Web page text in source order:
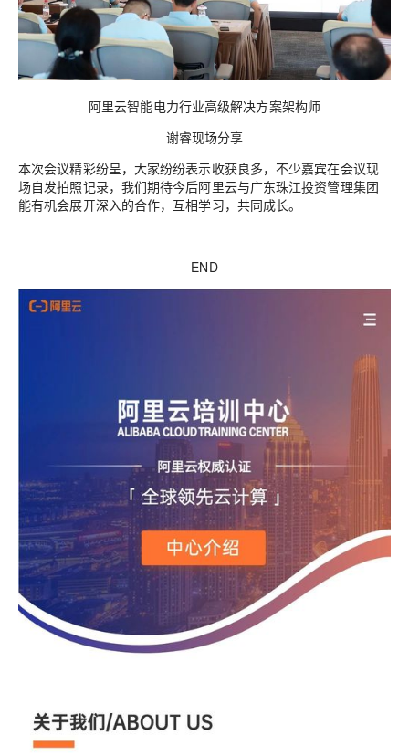
阿里云智能电力行业高级解决方案架构师
谢睿现场分享
本次会议精彩纷呈，大家纷纷表示收获良多，不少嘉宾在会议现
场自发拍照记录，我们期待今后阿里云与广东珠江投资管理集团
能有机会展开深入的合作，互相学习，共同成长。
END